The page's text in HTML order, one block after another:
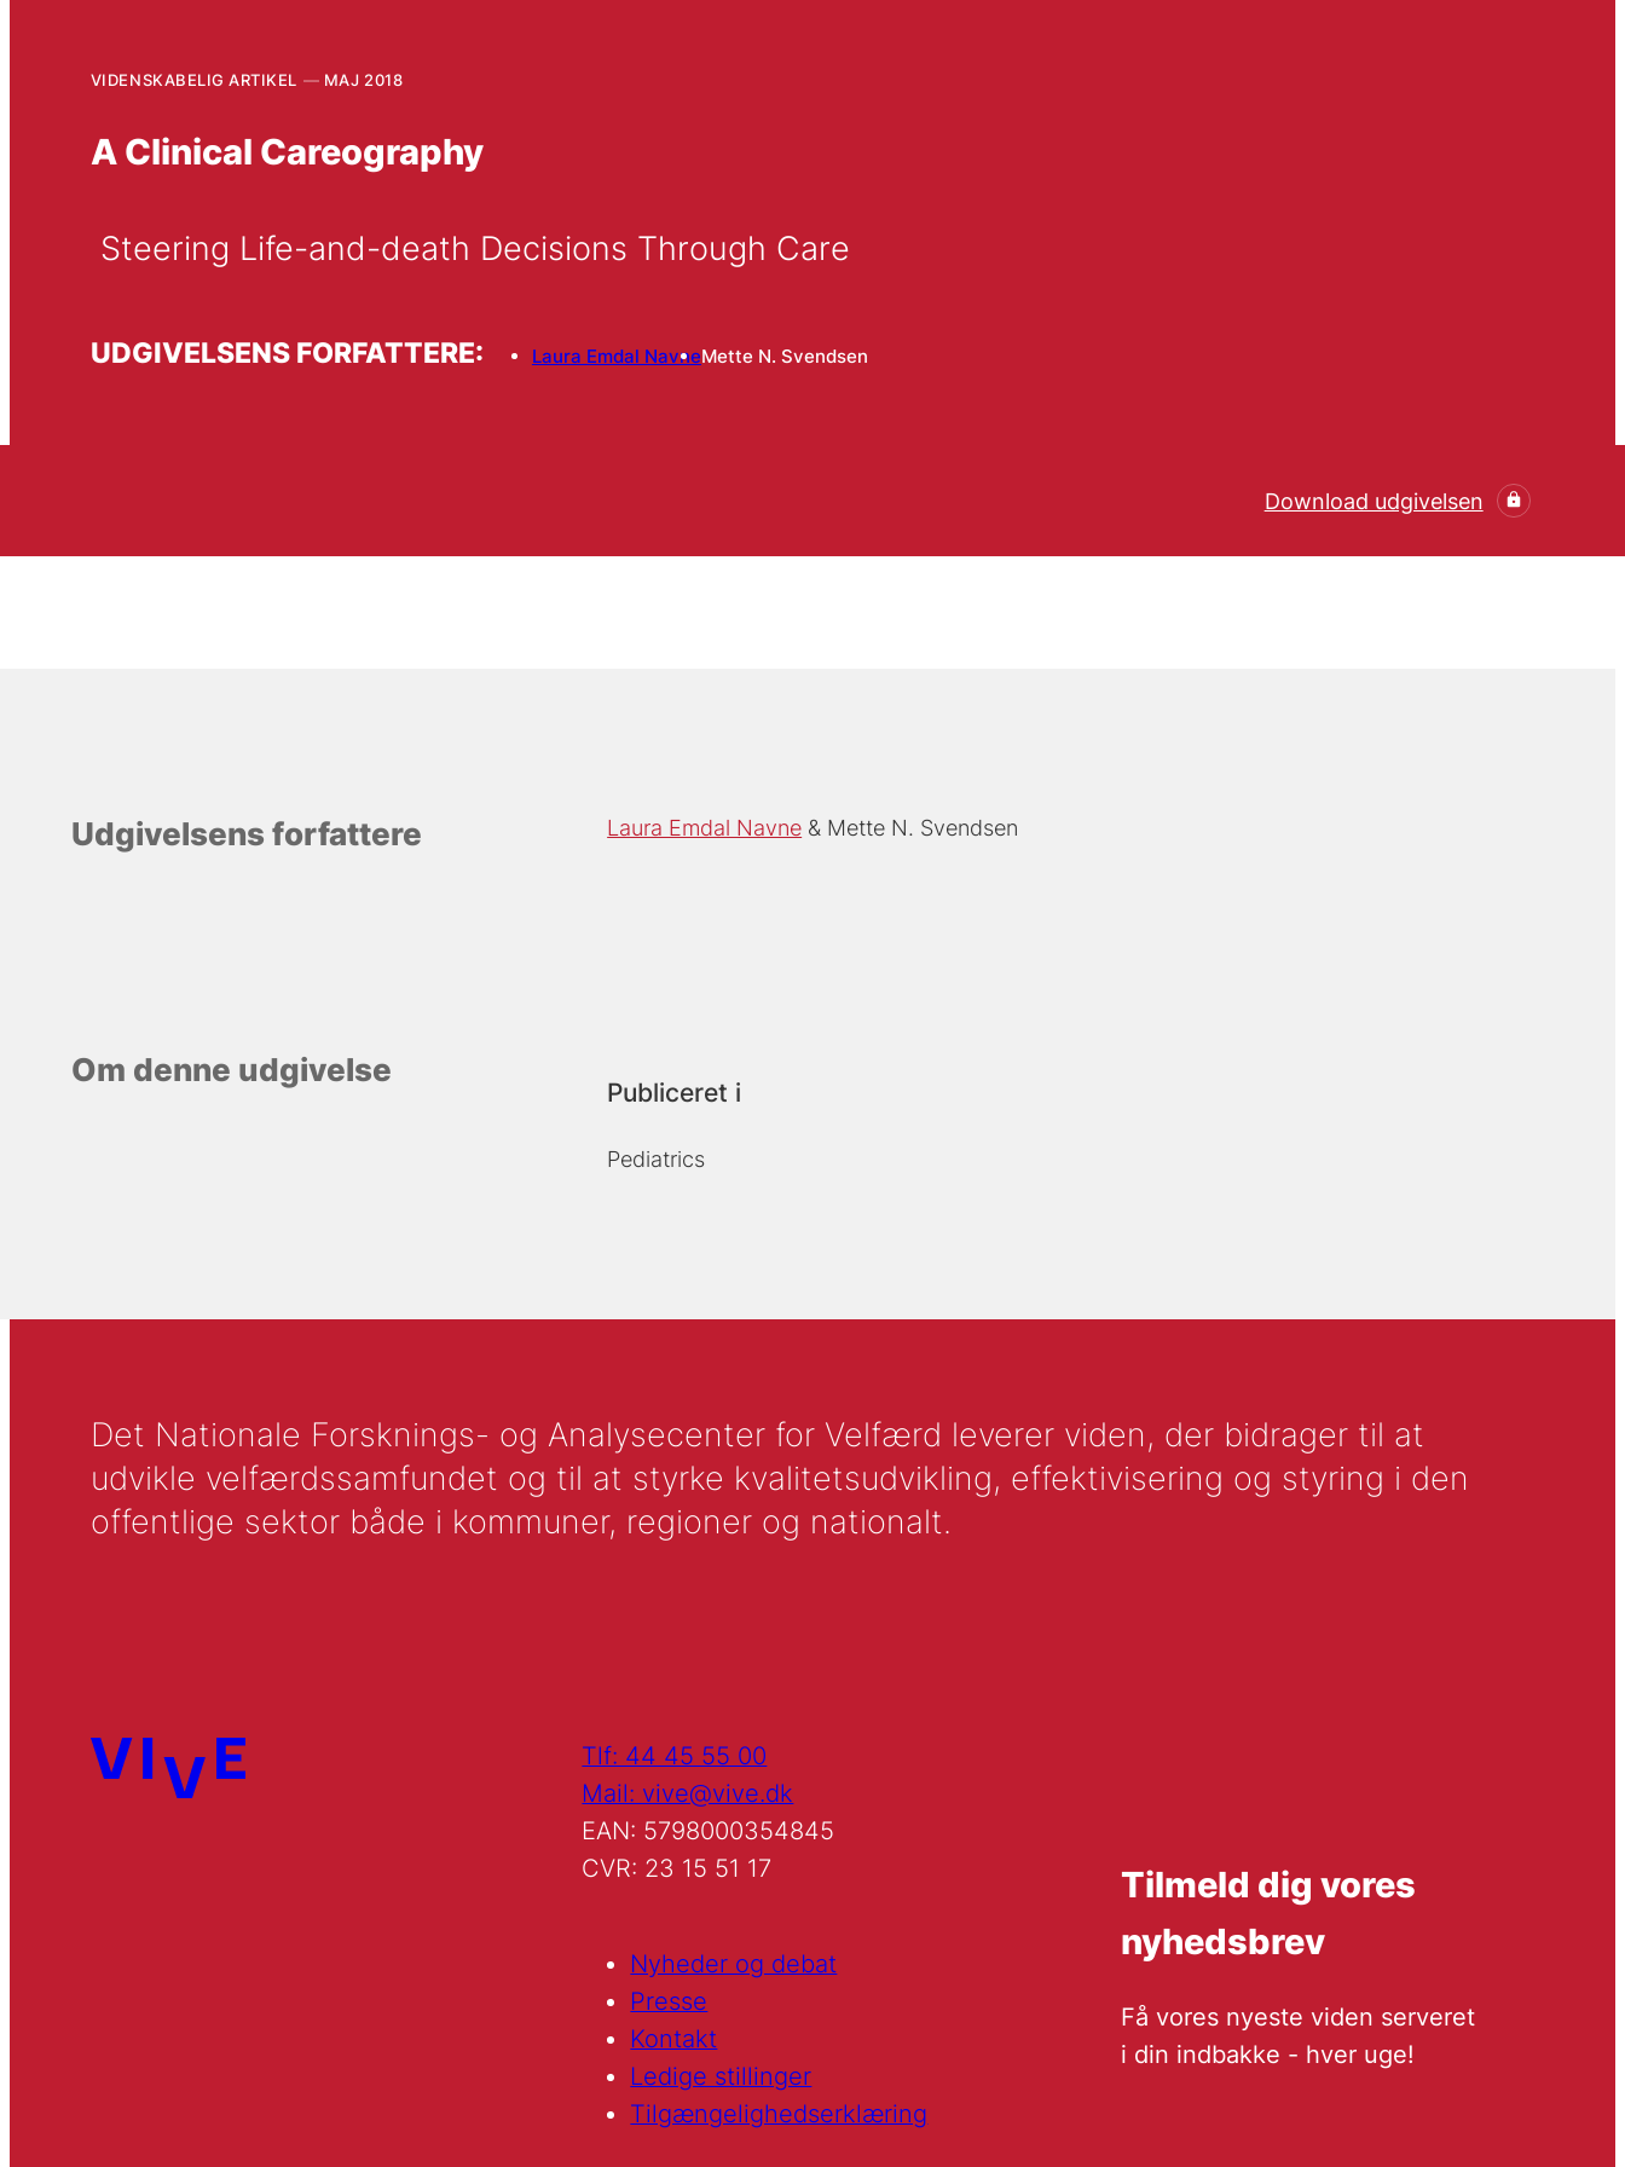
VIDENSKABELIG ARTIKEL MAJ 2018
A Clinical Careography
Steering Life-and-death Decisions Through Care
UDGIVELSENS FORFATTERE: Laura Emdal NavneMette N. Svendsen
Download udgivelsen
Hent den
Udgivelsens forfattere Laura Emdal Navne Mette N. Svendsen
Om denne udgivelse
Publiceret i
Pediatrics
Det Nationale Forsknings- og Analysecenter for Velfærd leverer viden, der bidrager til at
udvikle velfærdssamfundet og til at styrke kvalitetsudvikling, effektivisering og styring i den
offentlige sektor både i kommuner, regioner og nationalt.
Tlf: 44 45 55 00
Mail: vive@vive.dk
EAN: 5798000354845
CVR: 23 15 51 17
Nyheder og debat
Presse
Kontakt
Ledige stillinger
Tilgængelighedserklæring
Tilmeld dig vores
nyhedsbrev
Få vores nyeste viden serveret
i din indbakke - hver uge!